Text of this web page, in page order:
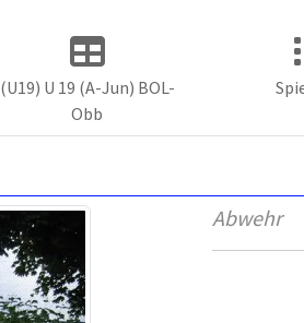
(U19) U 19 (A-Jun) BOL-
Obb
Abwehr